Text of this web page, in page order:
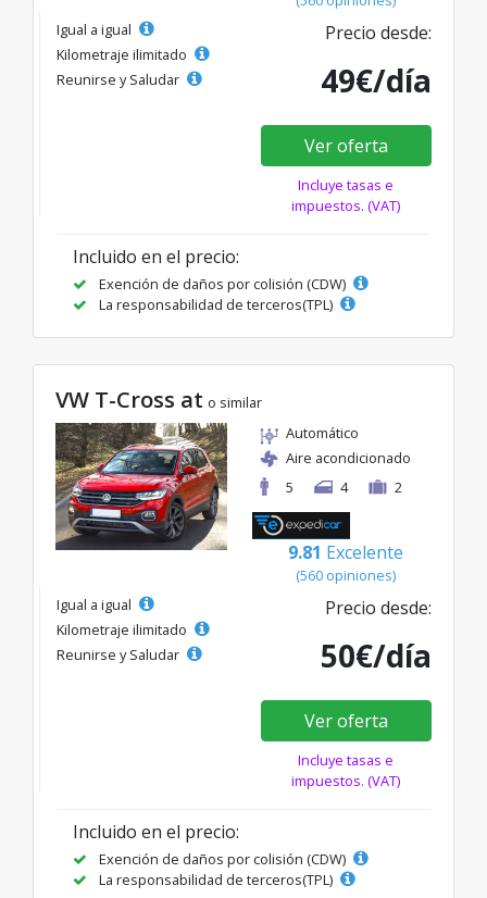
Igual a igual
Kilometraje ilimitado
Reunirse y Saludar
Precio desde:
49€/día
Ver oferta
Incluye tasas e
impuestos. (VAT)
Incluido en el precio:
Exención de daños por colisión (CDW)
La responsabilidad de terceros(TPL)
VW T-Cross at o similar
Automático
Aire acondicionado
5
4 2
9.81 Excelente
(560 opiniones)
Igual a igual
Kilometraje ilimitado
Reunirse y Saludar
Precio desde:
50€/día
Ver oferta
Incluye tasas e
impuestos. (VAT)
Incluido en el precio:
Exención de daños por colisión (CDW)
La responsabilidad de terceros(TPL)